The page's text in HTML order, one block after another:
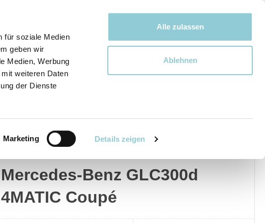
für soziale Medien
geben wir
Medien, Werbung
weiteren Daten
der Dienste
Marketing Details zeigen
Alle zulassen
Ablehnen
Bewegen bewegt uns!
Mercedes-Benz
Mercedes-Benz GLC300d
4MATIC Coupé